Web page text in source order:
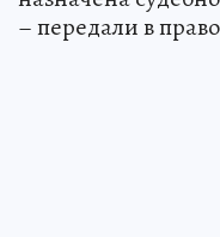
– передали в